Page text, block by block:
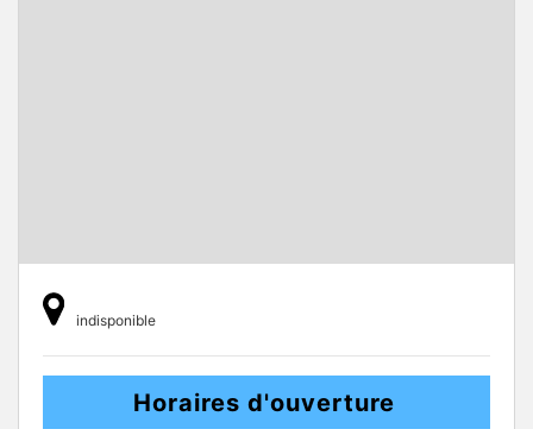
indisponible
Horaires d'ouverture